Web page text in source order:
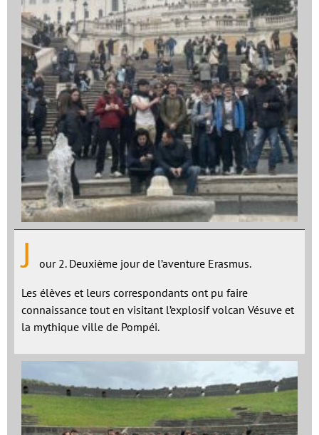
J our 2. Deuxième jour de l’aventure Erasmus.
Les élèves et leurs correspondants ont pu faire
connaissance tout en visitant l’explosif volcan Vésuve et
la mythique ville de Pompéi.